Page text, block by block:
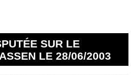
SUR LE
LE 28/06/2003